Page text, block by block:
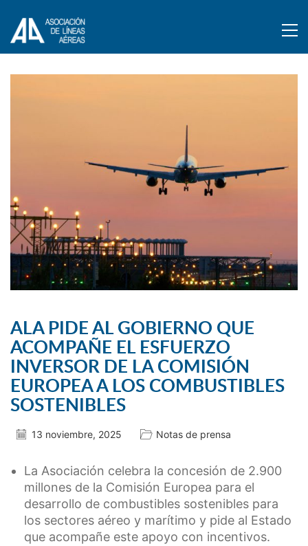
ALA PIDE AL GOBIERNO QUE
ACOMPAÑE EL ESFUERZO
INVERSOR DE LA COMISIÓN
EUROPEA A LOS COMBUSTIBLES
SOSTENIBLES
13 noviembre, 2025 Notas de prensa
La Asociación celebra la concesión de 2.900
millones de la Comisión Europea para el
desarrollo de combustibles sostenibles para
los sectores aéreo y marítimo y pide al Estado
que acompañe este apoyo con incentivos.